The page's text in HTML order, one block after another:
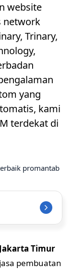
website
network
Trinary,
yang
kami
terdekat di
Timur
pembuatan